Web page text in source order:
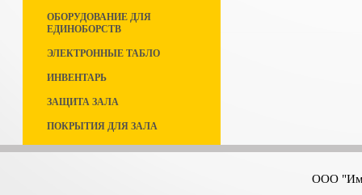
ОБОРУДОВАНИЕ ДЛЯ
ЕДИНОБОРСТВ
ЭЛЕКТРОННЫЕ ТАБЛО
ИНВЕНТАРЬ
ЗАЩИТА ЗАЛА
ПОКРЫТИЯ ДЛЯ ЗАЛА
ООО